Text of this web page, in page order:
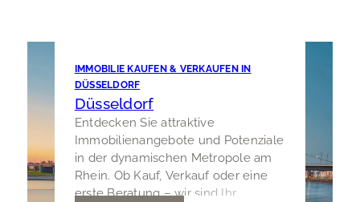
IMMOBILIE KAUFEN & VERKAUFEN IN
DÜSSELDORF
Düsseldorf
Entdecken Sie attraktive
Immobilienangebote und Potenziale
in der dynamischen Metropole am
Rhein. Ob Kauf, Verkauf oder eine
erste Beratung – wir sind Ihr